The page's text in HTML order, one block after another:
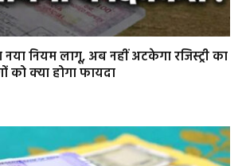
नियम लागू, अब नहीं अटकेगा रजिस्ट्री का
को क्या होगा फायदा